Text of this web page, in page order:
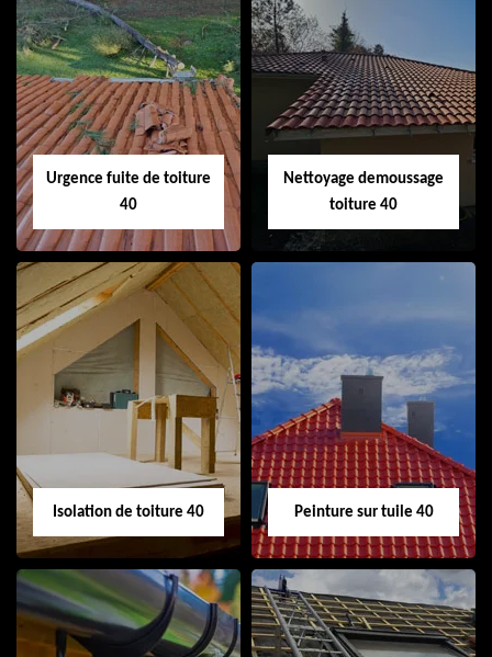
Couvreur 40
Ramonage de
cheminée 40
Urgence fuite de toiture
40
Urgence fuite de
toiture 40
Nettoyage demoussage
toiture 40
Nettoyage
demoussage
toiture 40
Isolation de toiture 40 Peinture sur tuile 40